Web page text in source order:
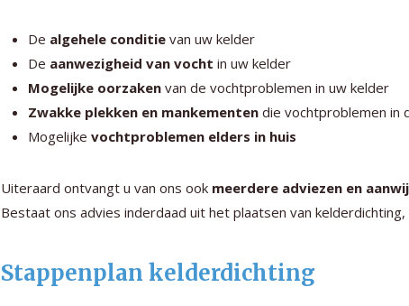
De algehele conditie van uw kelder
De aanwezigheid van vocht in uw kelder
Mogelijke oorzaken van de vochtproblemen in uw kelder
Zwakke plekken en mankementen die vochtproblemen in
Mogelijke vochtproblemen elders in huis
Uiteraard ontvangt u van ons ook meerdere adviezen en
Bestaat ons advies inderdaad uit het plaatsen van
Stappenplan kelderdichting